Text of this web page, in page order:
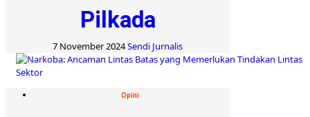
Pilkada
7 November 2024Sendi Jurnalis
Opini